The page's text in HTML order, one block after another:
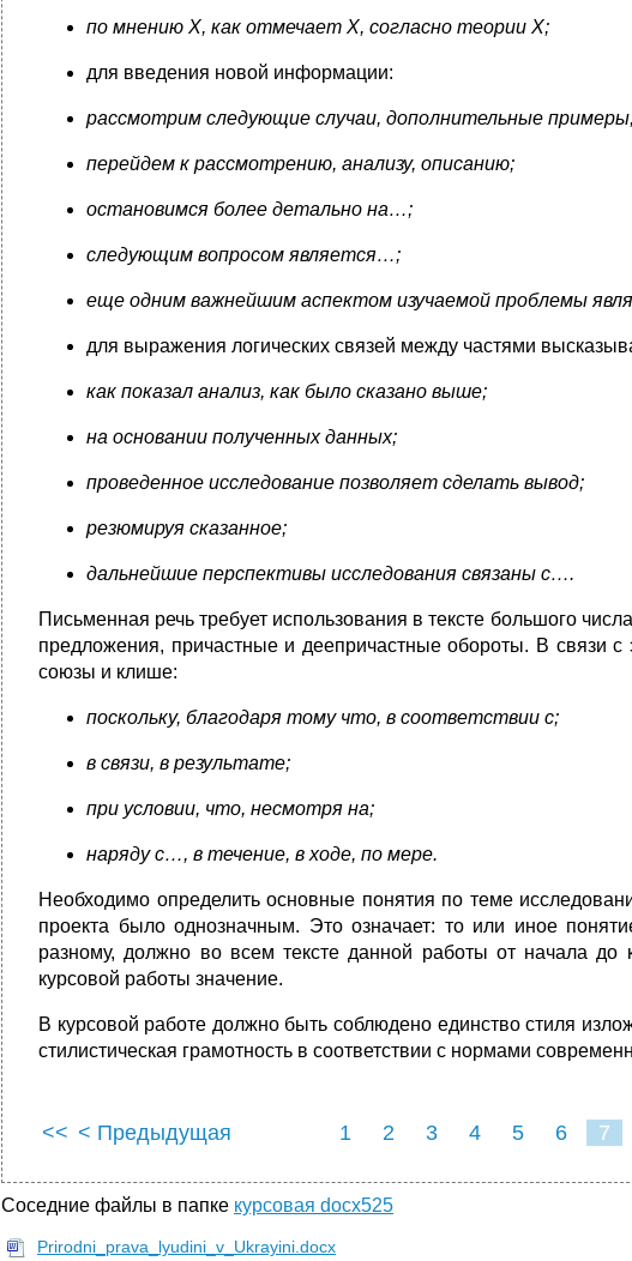
по мнению Х, как отмечает Х, согласно теории Х;
для введения новой информации:
рассмотрим следующие случаи, дополнительные
перейдем к рассмотрению, анализу, описанию;
остановимся более детально на…;
следующим вопросом является…;
еще одним важнейшим аспектом изучаемой проблемы
для выражения логических связей между частями
как показал анализ, как было сказано выше;
на основании полученных данных;
проведенное исследование позволяет сделать вывод;
резюмируя сказанное;
дальнейшие перспективы исследования связаны с….
Письменная речь требует использования в тексте большого
предложения, причастные и деепричастные обороты. В связи с
союзы и клише:
поскольку, благодаря тому что, в соответствии с;
в связи, в результате;
при условии, что, несмотря на;
наряду с…, в течение, в ходе, по мере.
Необходимо определить основные понятия по теме
проекта было однозначным. Это означает: то или иное
разному, должно во всем тексте данной работы от начала
курсовой работы значение.
В курсовой работе должно быть соблюдено единство стиля
стилистическая грамотность в соответствии с нормами
<< < Предыдущая 1 2 3 4 5 6 7
Соседние файлы в папке курсовая docx525
Prirodni_prava_lyudini_v_Ukrayini.docx